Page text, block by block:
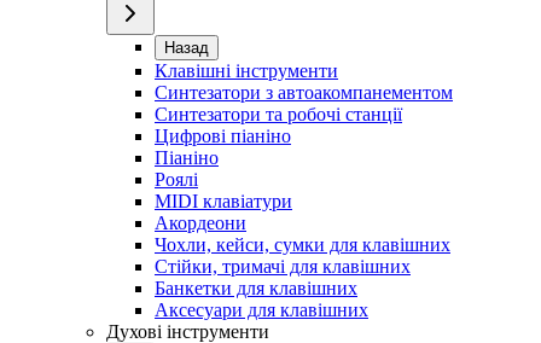
Назад
Клавішні інструменти
Синтезатори з автоакомпанементом
Синтезатори та робочі станції
Цифрові піаніно
Піаніно
Роялі
MIDI клавіатури
Акордеони
Чохли, кейси, сумки для клавішних
Стійки, тримачі для клавішних
Банкетки для клавішних
Аксесуари для клавішних
Духові інструменти